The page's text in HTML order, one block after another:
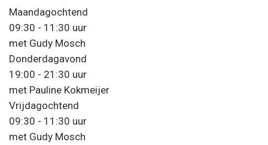
Maandagochtend
09:30 - 11:30 uur
met Gudy Mosch
Donderdagavond
19:00 - 21:30 uur
met Pauline Kokmeijer
Vrijdagochtend
09:30 - 11:30 uur
met Gudy Mosch